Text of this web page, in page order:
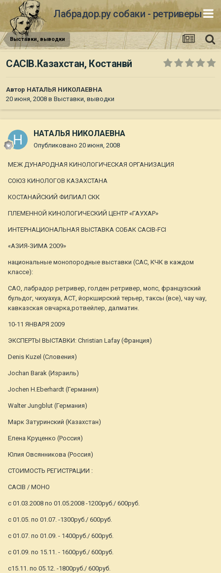
Лабрадор.ру собаки - ретриверы
Выставки, выводки
СACIB.Казахстан, Костанвй
Автор НАТАЛЬЯ НИКОЛАЕВНА
20 июня, 2008 в Выставки, выводки
НАТАЛЬЯ НИКОЛАЕВНА
Опубликовано 20 июня, 2008
МЕЖ ДУНАРОДНАЯ КИНОЛОГИЧЕСКАЯ ОРГАНИЗАЦИЯ
СОЮЗ КИНОЛОГОВ КАЗАХСТАНА
КОСТАНАЙСКИЙ ФИЛИАЛ СКК
ПЛЕМЕННОЙ КИНОЛОГИЧЕСКИЙ ЦЕНТР «ГАУХАР»
ИНТЕРНАЦИОНАЛЬНАЯ ВЫСТАВКА СОБАК CACIB-FCI
«АЗИЯ-ЗИМА 2009»
национальные монопородные выставки (САС, КЧК в каждом
классе):
САО, лабрадор ретривер, голден ретривер, мопс, французский
бульдог, чихуахуа, АСТ, йоркширский терьер, таксы (все), чау чау,
кавказская овчарка,ротвейлер, далматин.
10-11 ЯНВАРЯ 2009
ЭКСПЕРТЫ ВЫСТАВКИ: Сhristian Lafay (Франция)
Denis Kuzel (Словения)
Jochan Barak (Израиль)
Jochen H.Eberhardt (Германия)
Walter Jungblut (Германия)
Марк Затуринский (Казахстан)
Елена Круценко (Россия)
Юлия Овсянникова (Россия)
CТОИМОСТЬ РЕГИСТРАЦИИ :
CACIB / МОНО
с 01.03.2008 по 01.05.2008 -1200руб./ 600руб.
с 01.05. по 01.07. -1300руб./ 600руб.
с 01.07. по 01.09. - 1400руб./ 600руб.
с 01.09. по 15.11. - 1600руб./ 600руб.
с15.11. по 05.12. -1800руб./ 600руб.